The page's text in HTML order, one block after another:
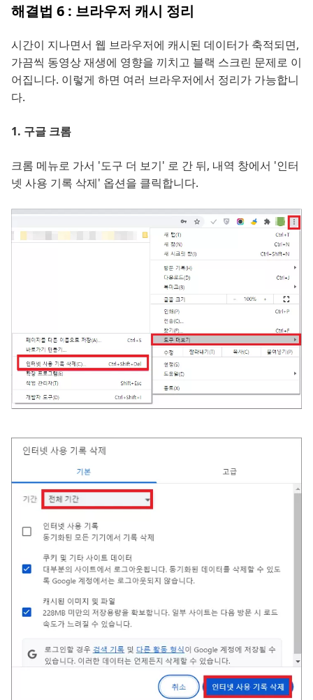
해결법 6 : 브라우저 캐시 정리
시간이 지나면서 웹 브라우저에 캐시된 데이터가 축적되면,
가끔씩 동영상 재생에 영향을 끼치고 블랙 스크린 문제로 이
어집니다. 이렇게 하면 여러 브라우저에서 정리가 가능합니
다.
1. 구글 크롬
크롬 메뉴로 가서 '도구 더 보기' 로 간 뒤, 내역 창에서 '인터
넷 사용 기록 삭제' 옵션을 클릭합니다.